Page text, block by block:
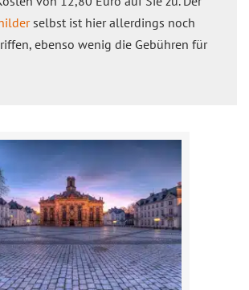
selbst ist hier allerdings noch
ebenso wenig die Gebühren für